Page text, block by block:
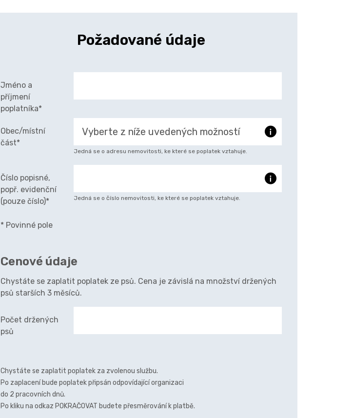
Požadované údaje
Jméno a
příjmení
poplatníka*
Obec/místní
část*
Jedná se o adresu nemovitosti, ke které se poplatek vztahuje.
Číslo popisné,
popř. evidenční
(pouze číslo)*
Jedná se o číslo nemovitosti, ke které se poplatek vztahuje.
* Povinné pole
Cenové údaje
Chystáte se zaplatit poplatek ze psů. Cena je závislá na množství držených
psů starších 3 měsíců.
Počet držených
psů
Chystáte se zaplatit poplatek za zvolenou službu.
Po zaplacení bude poplatek připsán odpovídající organizaci
do 2 pracovních dnů.
Po kliku na odkaz POKRAČOVAT budete přesměrování k platbě.